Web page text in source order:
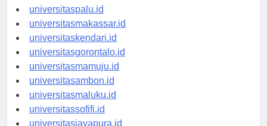
universitasmanado.id
universitaspalu.id
universitasmakassar.id
universitaskendari.id
universitasgorontalo.id
universitasmamuju.id
universitasambon.id
universitasmaluku.id
universitassofifi.id